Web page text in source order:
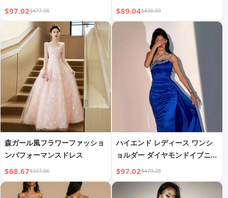
ス
$97.02$477.36
ドレス
$89.04$438.09
森ガール風フラワーファッショ
ンパフォーマンスドレス
$68.67$337.86
ハイエンド レディース ワンシ
ョルダー ダイヤモンドイブニン
グドレス
$97.02$479.28